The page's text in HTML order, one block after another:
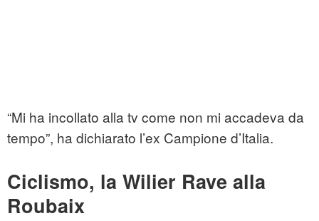
“Mi ha incollato alla tv come non mi accadeva da
tempo”, ha dichiarato l’ex Campione d’Italia.
Ciclismo, la Wilier Rave alla
Roubaix